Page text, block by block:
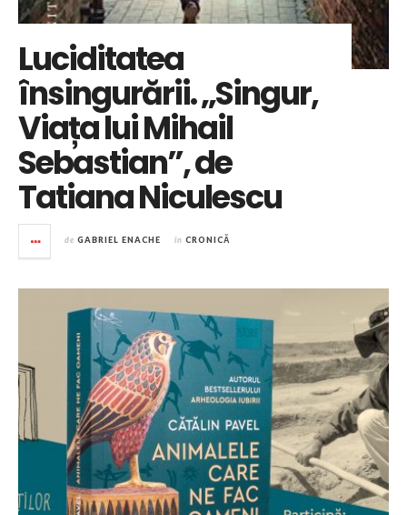
Luciditatea
însingurării. „Singur,
Viața lui Mihail
Sebastian”, de
Tatiana Niculescu
de GABRIEL ENACHE în CRONICĂ